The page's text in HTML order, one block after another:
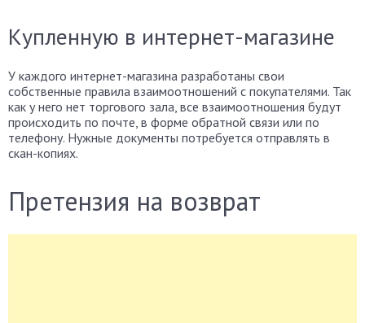
Купленную в интернет-магазине
У каждого интернет-магазина разработаны свои
собственные правила взаимоотношений с покупателями. Так
как у него нет торгового зала, все взаимоотношения будут
происходить по почте, в форме обратной связи или по
телефону. Нужные документы потребуется отправлять в
скан-копиях.
Претензия на возврат